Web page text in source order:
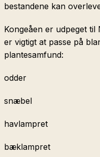
bestandene kan
Kongeåen er udpeget
er vigtigt at passe på
plantesamfund:
odder
snæbel
havlampret
bæklampret